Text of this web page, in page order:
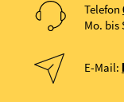
Telefon
Mo. bis
E-Mail: